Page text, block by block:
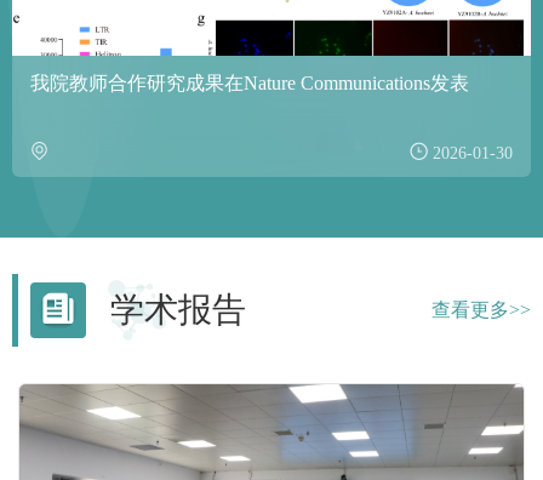
我院教师合作研究成果在Nature Communications发表
2026-01-30
学术报告 查看更多>>